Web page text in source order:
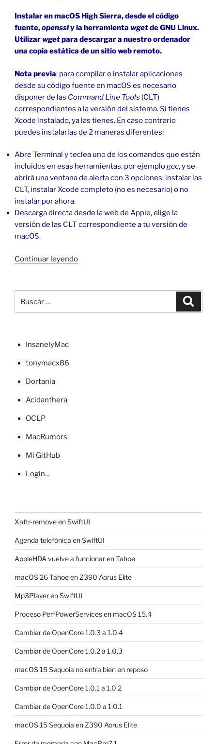
desde
macOS»
Instalar en macOS High Sierra, desde el código
fuente,openssly la herramienta wgetde GNU Linux.
Utilizarwgetpara descargar a nuestro ordenador
una copia estática de un sitio web remoto.
Nota previa: para compilar e instalar aplicaciones
desde su código fuente en macOS es necesario
disponer de las Command Line Tools (CLT)
correspondientes a la versión del sistema. Si tienes
Xcode instalado, ya las tienes. En caso contrario
puedes instalarlas de 2 maneras diferentes:
Abre Terminal y teclea uno de los comandos que están
incluidos en esas herramientas, por ejemplogcc, y se
abrirá una ventana de alerta con 3 opciones: instalar las
CLT, instalar Xcode completo (no es necesario) o no
instalar por ahora.
Descarga directa desde la web de Apple, elige la
versión de las CLT correspondiente a tu versión de
macOS.
Continuar leyendo«Instalar
GNU
por:
InsanelyMac
tonymacx86
Dortania
Acidanthera
OCLP
MacRumors
Mi GitHub
Login...
Xattr-remove en SwiftUI
Agenda telefónica en SwiftUI
AppleHDA vuelve a funcionar en Tahoe
macOS 26 Tahoe en Z390 Aorus Elite
Mp3Player en SwiftUI
Proceso PerfPowerServices en macOS 15.4
Cambiar de OpenCore 1.0.3 a 1.0.4
Cambiar de OpenCore 1.0.2 a 1.0.3
macOS 15 Sequoia no entra bien en reposo
Cambiar de OpenCore 1.0.1 a 1.0.2
Cambiar de OpenCore 1.0.0 a 1.0.1
macOS 15 Sequoia en Z390 Aorus Elite